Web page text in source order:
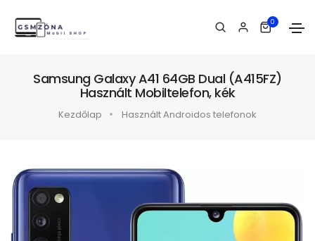
0
Samsung Galaxy A41 64GB Dual (A415FZ)
Használt Mobiltelefon, kék
Kezdőlap Használt Androidos telefonok